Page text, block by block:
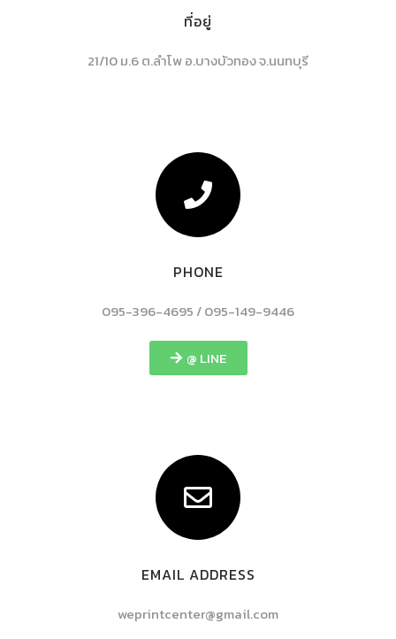
ที่อยู่
21/10 ม.6 ต.ลำโพ อ.บางบัวทอง จ.นนทบุรี
PHONE
095-396-4695 / 095-149-9446
@ LINE
EMAIL ADDRESS
weprintcenter@gmail.com